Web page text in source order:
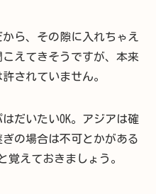
ら、その隙に入れちゃえ
えてきそうですが、本来
されていません。
だいたいOK。アジアは確
の場合は不可とかがある
覚えておきましょう。